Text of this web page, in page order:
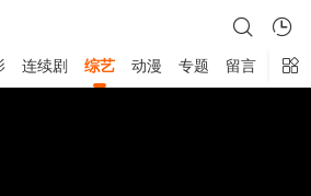
连续剧 综艺 动漫 专题 留言